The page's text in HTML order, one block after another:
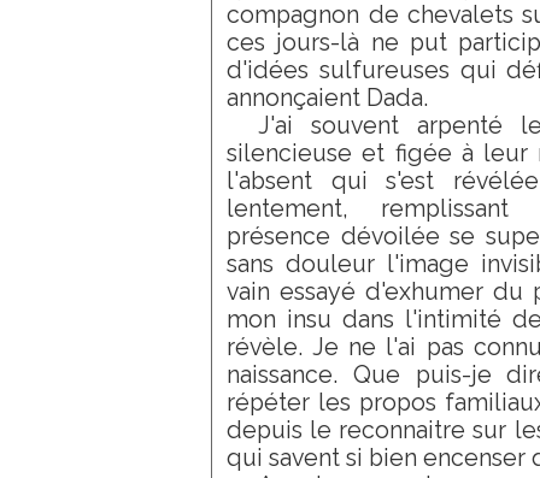
compagnon de chevalets
ces jours-là ne put
d'idées sulfureuses qui
annonçaient Dada.
J'ai souvent arpenté
silencieuse et figée à leur
l'absent qui s'est
lentement,
présence dévoilée se
sans douleur l'image
vain essayé d'exhumer du
mon insu dans l'intimité
révèle. Je ne l'ai pas
naissance. Que puis-je
répéter les propos
depuis le reconnaitre sur
qui savent si bien encenser